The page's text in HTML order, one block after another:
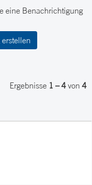
eine Benachrichtigung
Ergebnisse 1 – 4 von 4